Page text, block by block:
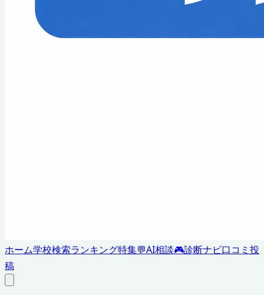
ホーム学校検索ランキング特集💬AI相談🎮診断ナビ口コミ投
稿